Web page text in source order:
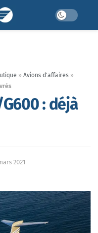
» Avions d'affaires »
: déjà
2021